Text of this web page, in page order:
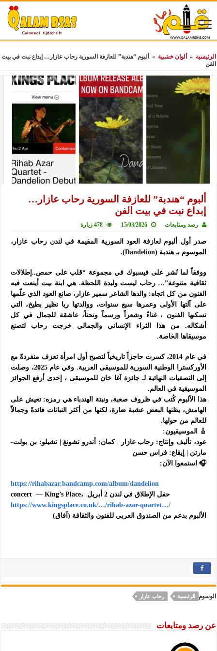
الرئيسية » ألوان خشبية »
ألبوم “هندبة” للعازفة السورية رحاب عازار… إبداع نبت في بيت
الفن
ألبوم “هندبة” للعازفة السورية رحاب عازار…
إبداع نبت في بيت الفن
رصد ومتابعات 15/03/2026 478 زيارة
صدر أول ألبوم لعازفة العود السورية المقيمة في لندن رحاب عازار،
الموسوم بـ هندبة (Dandelion).
ووفقاً لما نُشر على فيسبوك في مجموعة “قلب على حمص..إطلالات
ثقافية متنوعة”… رحاب ليست وليدة اللحظة. هي ابنة بيت أينعت فيه
الفنون من كل اتجاه: والدها الشاعر سمير عازار، صانع العود الذي علّمها
على آلتها الأولى وعمرها سبع سنوات، ووالدتها ربا نظير بطيخ، التي
تسكنها الفنون ، غناءً وشعراً ورسماً ونحتاً، عاشقة للجمال في كل
أشكاله. من هذا الثراء الإنساني والجمالي خرجت رحاب لتصنع
موسيقاها الخاصة.
في عام 2014، كسرت حاجزاً تاريخياً لتصبح أول امرأة تعزف منفردةً مع
الأوركسترا الوطنية السورية للموسيقى العربية. وفي عام 2025، وصلت
إلى التصفيات النهائية لـ جائزة آغا خان للموسيقى ، إحدى أرفع الجوائز
الموسيقية في العالم.
هذا الألبوم كُتب في ظروف صعبة، ونبتة الهندباء هي رمزه: تعيش على
الهامش، يظنها البعض عشبة ضارة، لكنها من أكثر النباتات فائدةً وجمالاً
للعالم من حولها.
🎸 الموسيقيون:
عود، تأليف وإنتاج: رحاب عازار | كمان: أندرو تشونغ | تشيلو: بن بولت-
مارتن | إيقاع: فراس حسن
🎧 استمعوا الآن:
https://rihabazar.bandcamp.com/album/dandelion
concert — King’s Place، حفل الإطلاق في لندن 2 أبريل
https://www.kingsplace.co.uk/…/rihab-azar-quartet…/
الألبوم بدعم من الصندوق العربي للفنون والثقافة (آفاق)
الوسوم الرئيسية رحاب عازار
عن رصد ومتابعات